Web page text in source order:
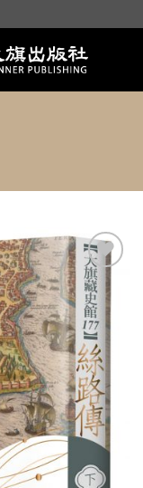
加入
「願
望清
單」